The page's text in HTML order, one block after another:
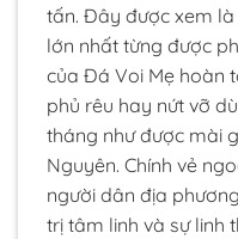
tấn. Đây được xem
lớn nhất từng được
của Đá Voi Mẹ hoàn
phủ rêu hay nứt vỡ
tháng như được mài
Nguyên. Chính vẻ
người dân địa
trị tâm linh và sự linh